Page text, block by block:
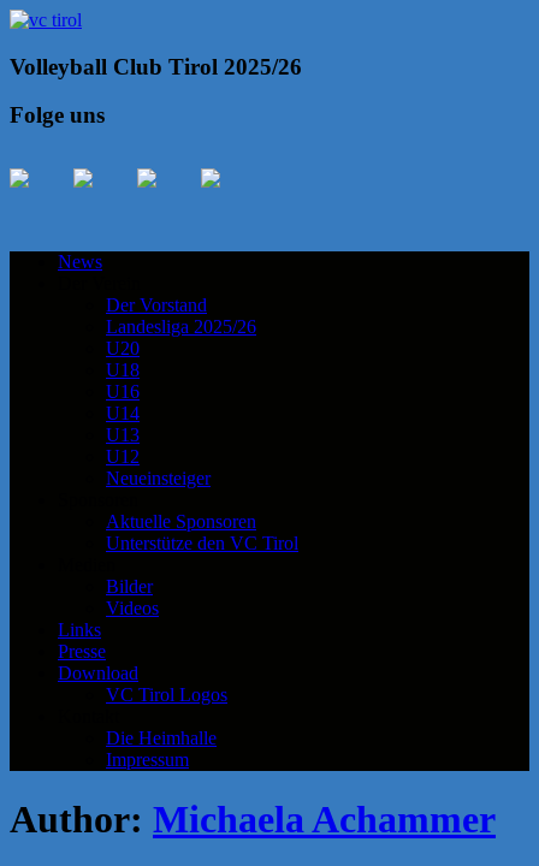
Volleyball Club Tirol 2025/26
Folge uns
News
Der Vorstand
Landesliga 2025/26
U20
U18
U16
U14
U13
U12
Neueinsteiger
Aktuelle Sponsoren
Unterstütze den VC Tirol
Bilder
Videos
Links
Presse
Download
VC Tirol Logos
Die Heimhalle
Impressum
Author: Michaela Achammer